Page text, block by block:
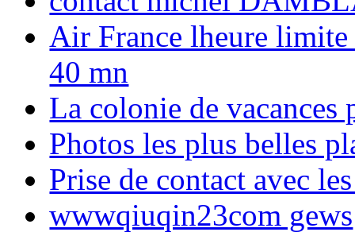
Air France lheure limite
40 mn
La colonie de vacances
Photos les plus belles
Prise de contact avec
wwwqiuqin23com gews